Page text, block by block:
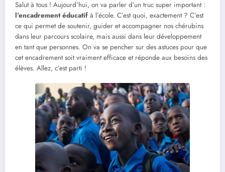
Salut à tous ! Aujourd’hui, on va parler d’un truc super important :
l’encadrement éducatif à l’école. C’est quoi, exactement ? C’est
ce qui permet de soutenir, guider et accompagner nos chérubins
dans leur parcours scolaire, mais aussi dans leur développement
en tant que personnes. On va se pencher sur des astuces pour que
cet encadrement soit vraiment efficace et réponde aux besoins des
élèves. Allez, c’est parti !